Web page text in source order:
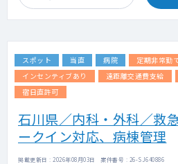
スポット 当直 病院
定期非常勤
インセンティブあり
遠距離交通費支給
宿日直許可
石川県／内科・外科／救
ークイン対応、病棟管理
掲載更新日 : 2026年08月03日 案件番号 : 26-SJ640886